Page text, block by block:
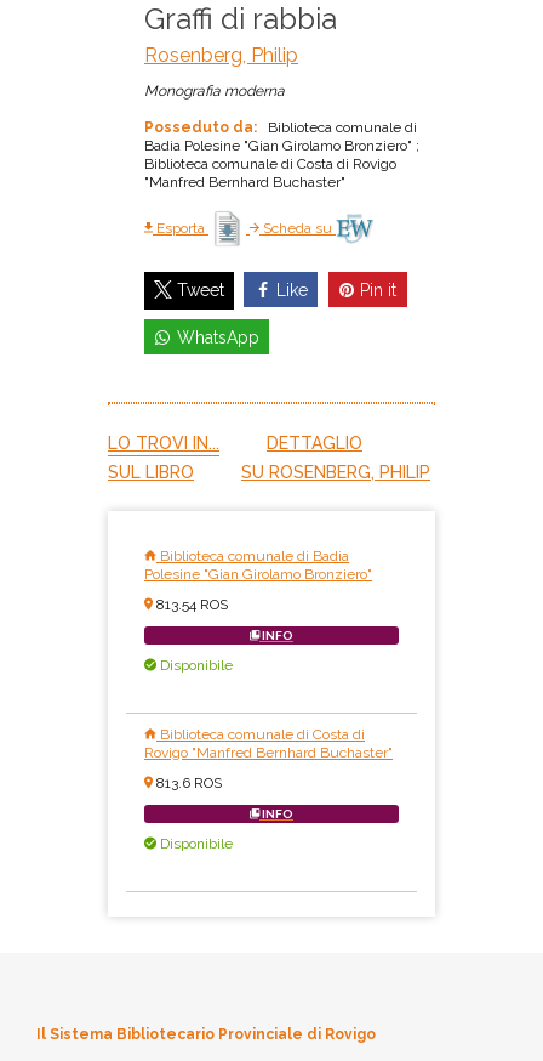
Graffi di rabbia
Rosenberg, Philip
Monografia moderna
Posseduto da:
Biblioteca comunale di
Badia Polesine "Gian Girolamo Bronziero" ;
Biblioteca comunale di Costa di Rovigo
"Manfred Bernhard Buchaster"
Esporta Scheda su
Tweet Like Pin it
WhatsApp
LO TROVI IN...
DETTAGLIO
SUL LIBRO
SU ROSENBERG, PHILIP
Biblioteca comunale di Badia
Polesine "Gian Girolamo Bronziero"
813.54 ROS
INFO
Disponibile
Biblioteca comunale di Costa di
Rovigo "Manfred Bernhard Buchaster"
813.6 ROS
INFO
Disponibile
Il Sistema Bibliotecario Provinciale di Rovigo